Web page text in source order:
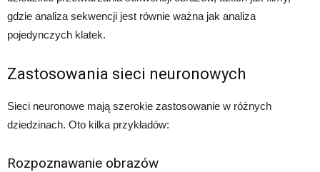
gdzie analiza sekwencji jest równie ważna jak analiza
pojedynczych klatek.
Zastosowania sieci neuronowych
Sieci neuronowe mają szerokie zastosowanie w różnych
dziedzinach. Oto kilka przykładów:
Rozpoznawanie obrazów